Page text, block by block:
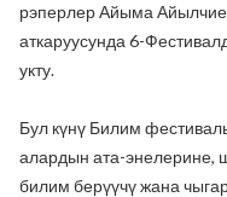
рэперлер Айыма
аткаруусунда 6-
укту.
Бул күнү Билим
алардын ата-энелерине,
билим берүүчү жана